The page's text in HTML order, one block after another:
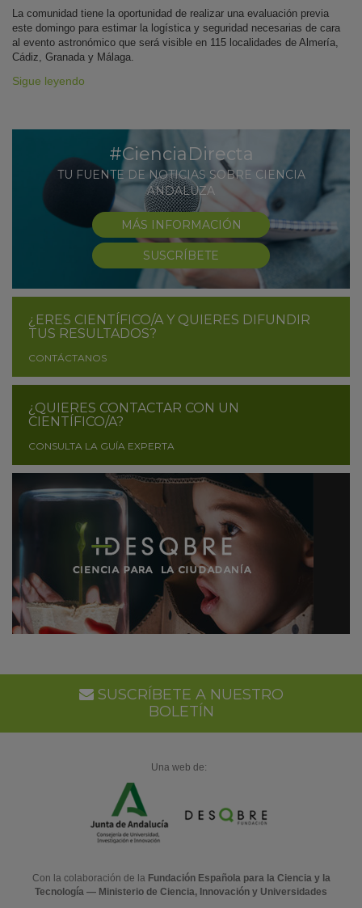
La comunidad tiene la oportunidad de realizar una evaluación previa
este domingo para estimar la logística y seguridad necesarias de cara
al evento astronómico que será visible en 115 localidades de Almería,
Cádiz, Granada y Málaga.
Sigue leyendo
#CienciaDirecta
TU FUENTE DE NOTICIAS SOBRE CIENCIA
ANDALUZA
MÁS INFORMACIÓN
SUSCRÍBETE
¿ERES CIENTÍFICO/A Y QUIERES DIFUNDIR
TUS RESULTADOS?
CONTÁCTANOS
¿QUIERES CONTACTAR CON UN
CIENTÍFICO/A?
CONSULTA LA GUÍA EXPERTA
SUSCRÍBETE A NUESTRO
BOLETÍN
Una web de:
Con la colaboración de la Fundación Española para la Ciencia y la
Tecnología — Ministerio de Ciencia, Innovación y Universidades